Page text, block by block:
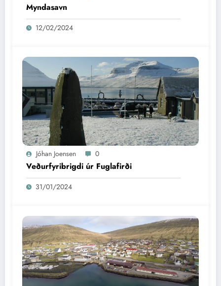
Myndasavn
12/02/2024
Jóhan Joensen 0
Veðurfyribrigdi úr Fuglafirði
31/01/2024